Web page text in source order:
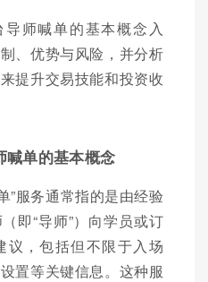
师喊单的基本概念入
、优势与风险，并分析
提升交易技能和投资收
喊单的基本概念
”服务通常指的是由经验
即“导师”）向学员或订
议，包括但不限于入场
置等关键信息。这种服